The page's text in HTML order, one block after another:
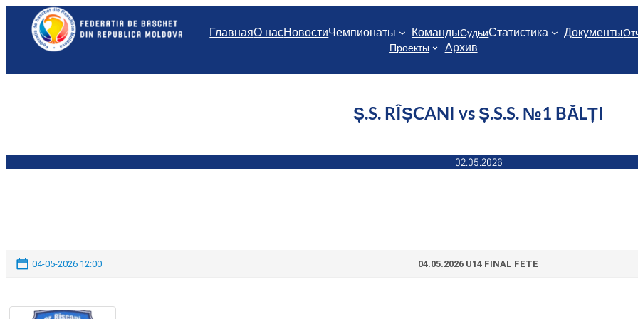
Перейти
содержимому
ГлавнаяО насНовостиЧемпионаты КомандыСудьиСтатистика Документы
Проекты
Архив
Ș.S. RÎȘCANI vs Ș.S.S. №1 BĂLȚI
02.05.2026
04-05-2026 12:00 04.05.2026 U14 FINAL FETE